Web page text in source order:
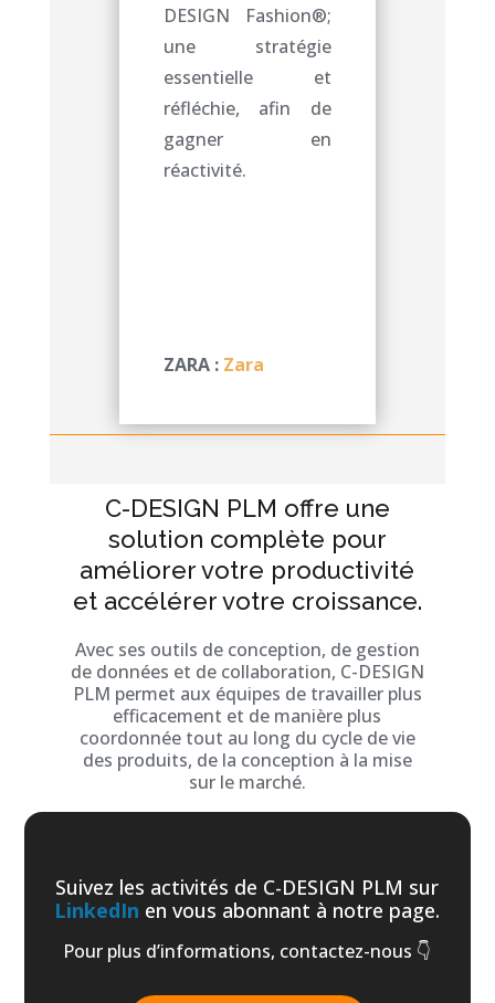
DESIGN Fashion®;
une stratégie
essentielle et
réfléchie, afin de
gagner en
réactivité.
ZARA : Zara
C-DESIGN PLM offre une
solution complète pour
améliorer votre productivité
et accélérer votre croissance.
Avec ses outils de conception, de gestion
de données et de collaboration, C-DESIGN
PLM permet aux équipes de travailler plus
efficacement et de manière plus
coordonnée tout au long du cycle de vie
des produits, de la conception à la mise
sur le marché.
Suivez les activités de C-DESIGN PLM sur
LinkedIn en vous abonnant à notre page.
Pour plus d’informations, contactez-nous 👇